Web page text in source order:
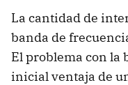
La cantidad de
banda de
El problema con la
inicial ventaja de